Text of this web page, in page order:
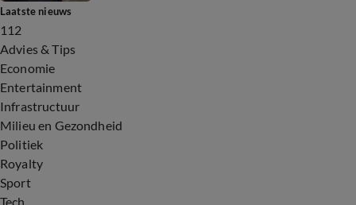
Laatste nieuws
112
Advies & Tips
Economie
Entertainment
Infrastructuur
Milieu en Gezondheid
Politiek
Royalty
Sport
Tech